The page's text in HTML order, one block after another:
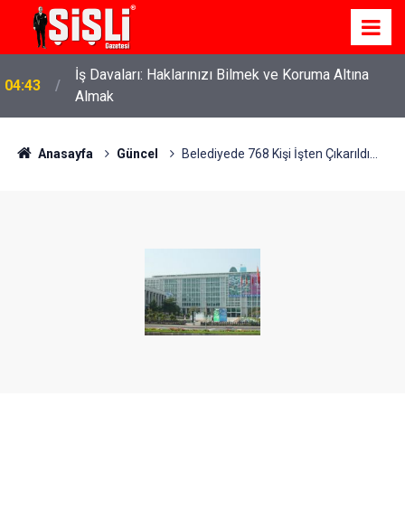
04:43
İş Davaları: Haklarınızı Bilmek ve Koruma Altına
Almak
Anasayfa Güncel Belediyede 768 Kişi İşten Çıkarıldı...